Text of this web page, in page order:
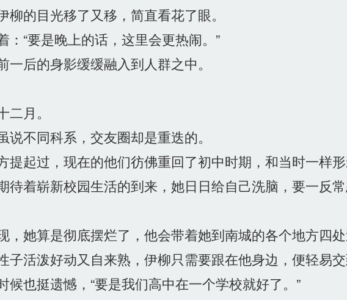
的目光移了又移，简直看花了眼。
“要是晚上的话，这里会更热闹。”
后的身影缓缓融入到人群之中。
月。
不同科系，交友圈却是重迭的。
起过，现在的他们彷佛重回了初中时期，和当时一样形
着崭新校园生活的到来，她日日给自己洗脑，要一反
她算是彻底摆烂了，他会带着她到南城的各个地方四处
活泼好动又自来熟，伊柳只需要跟在他身边，便轻易交
也挺遗憾，“要是我们高中在一个学校就好了。”